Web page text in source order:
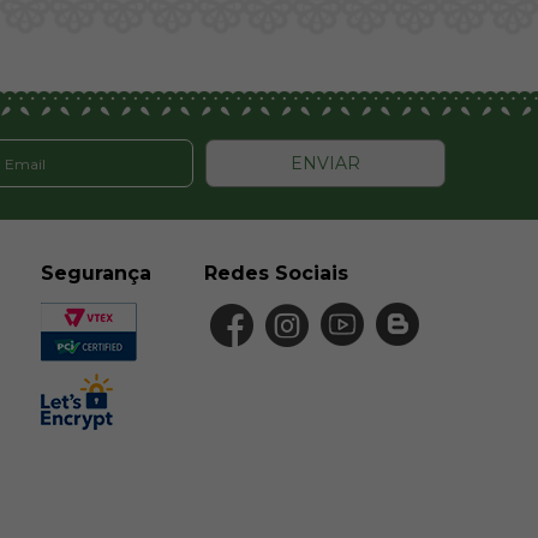
ENVIAR
Segurança Redes Sociais